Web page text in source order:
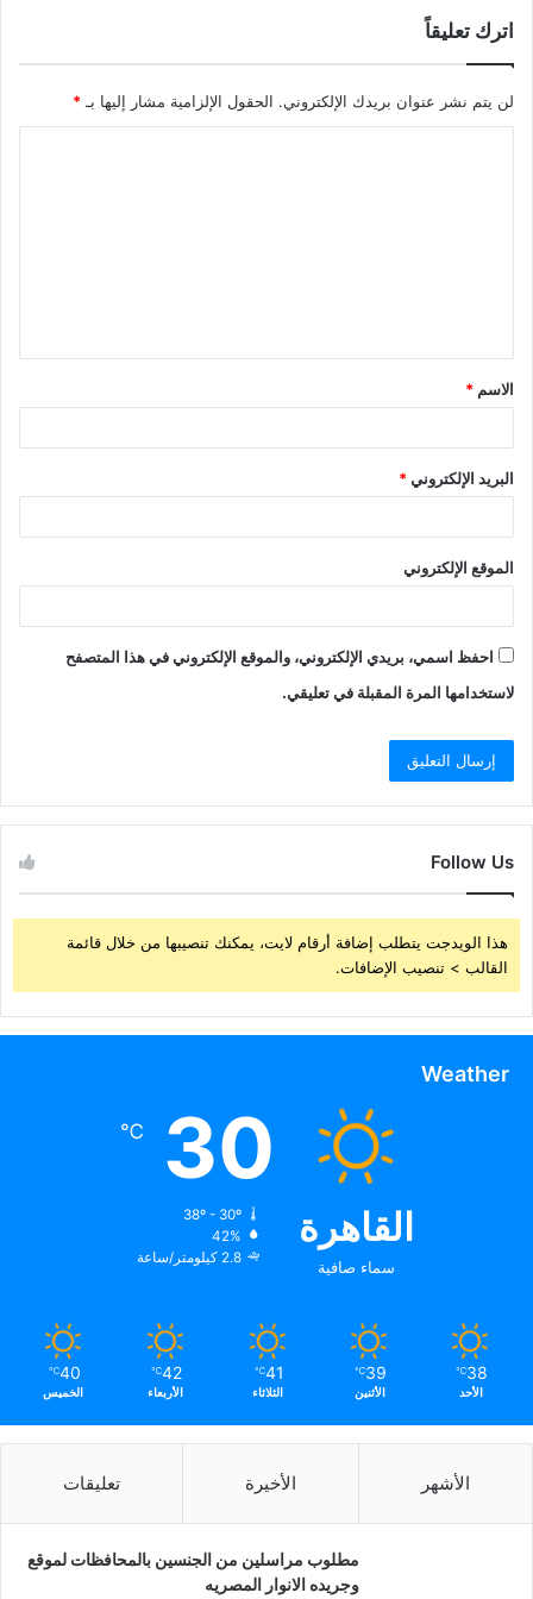
اترك تعليقاً
لن يتم نشر عنوان بريدك الإلكتروني. الحقول الإلزامية مشار إليها بـ *
ق
*
الاسم *
البريد الإلكتروني*
الموقع الإلكتروني
احفظ اسمي، بريدي الإلكتروني، والموقع الإلكتروني في هذا المتصفح
لاستخدامها المرة المقبلة في تعليقي.
Follow Us
هذا الويدجت يتطلب إضافة أرقام لايت، يمكنك تنصيبها من خلال قائمة
القالب > تنصيب الإضافات.
Weather
القاهرة
سماء صافية
30
℃
38º - 30º
42%
2.8 كيلومتر/ساعة
38
℃
الأحد
39
℃
الأثنين
41
℃
الثلاثاء
42
℃
الأربعاء
40
℃
الخميس
الأشهر الأخيرة تعليقات
مطلوب مراسلين من الجنسين بالمحافظات لموقع
وجريده الانوار المصريه